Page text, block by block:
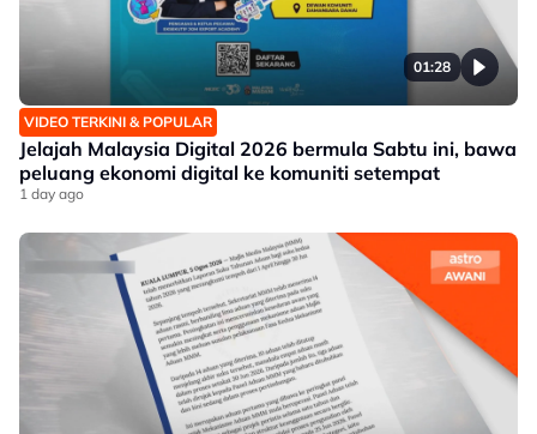
01:28
VIDEO TERKINI & POPULAR
Jelajah Malaysia Digital 2026 bermula Sabtu ini, bawa
peluang ekonomi digital ke komuniti setempat
1 day ago